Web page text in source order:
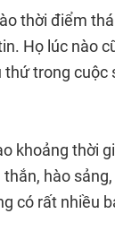
thời điểm
Họ lúc nào
trong cuộc
khoảng thời
hào
có rất nhiều